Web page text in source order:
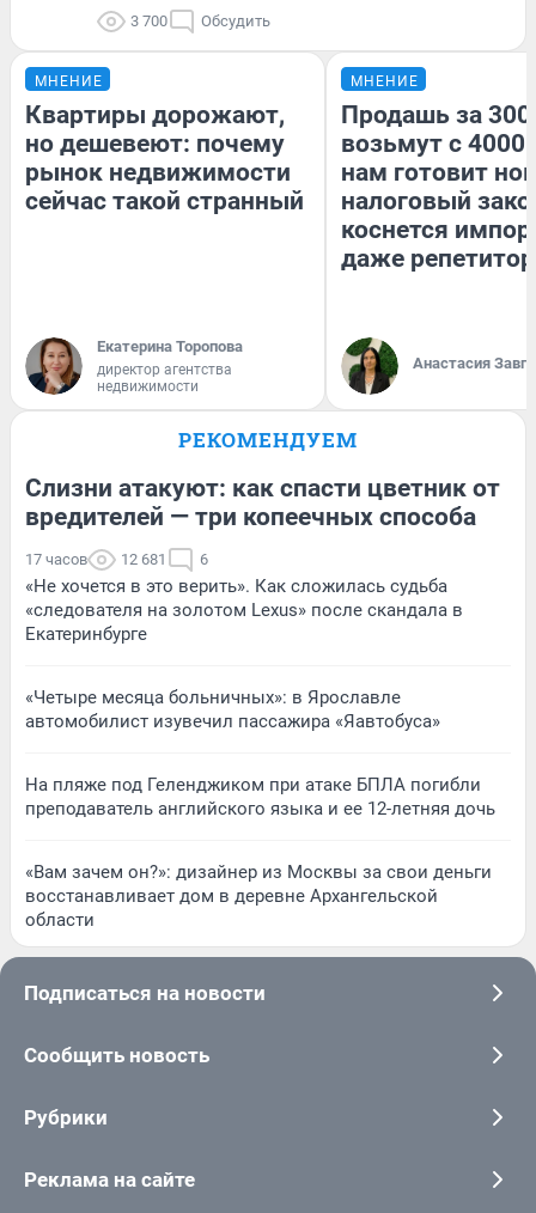
3 700 Обсудить
МНЕНИЕ
Квартиры дорожают,
но дешевеют: почему
рынок недвижимости
сейчас такой странный
Екатерина Торопова
директор агентства
недвижимости
МНЕНИЕ
Продашь за
возьмут с
нам готовит
налоговый
коснется
даже
Анастасия
РЕКОМЕНДУЕМ
Слизни атакуют: как спасти цветник от
вредителей — три копеечных способа
17 часов 12 681 6
«Не хочется в это верить». Как сложилась судьба
«следователя на золотом Lexus» после скандала в
Екатеринбурге
«Четыре месяца больничных»: в Ярославле
автомобилист изувечил пассажира «Яавтобуса»
На пляже под Геленджиком при атаке БПЛА погибли
преподаватель английского языка и ее 12-летняя дочь
«Вам зачем он?»: дизайнер из Москвы за свои деньги
восстанавливает дом в деревне Архангельской
области
Подписаться на новости
Сообщить новость
Рубрики
Реклама на сайте